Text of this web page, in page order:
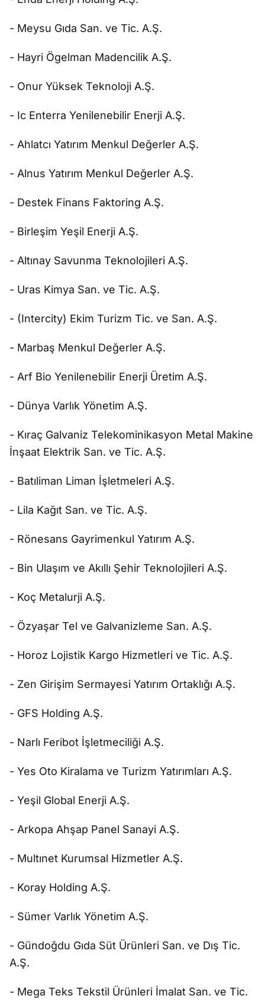
- Meysu Gıda San. ve Tic. A.Ş.
- Hayri Ögelman Madencilik A.Ş.
- Onur Yüksek Teknoloji A.Ş.
- Ic Enterra Yenilenebilir Enerji A.Ş.
- Ahlatcı Yatırım Menkul Değerler A.Ş.
- Alnus Yatırım Menkul Değerler A.Ş.
- Destek Finans Faktoring A.Ş.
- Birleşim Yeşil Enerji A.Ş.
- Altınay Savunma Teknolojileri A.Ş.
- Uras Kimya San. ve Tic. A.Ş.
- (Intercity) Ekim Turizm Tic. ve San. A.Ş.
- Marbaş Menkul Değerler A.Ş.
- Arf Bio Yenilenebilir Enerji Üretim A.Ş.
- Dünya Varlık Yönetim A.Ş.
- Kıraç Galvaniz Telekominikasyon Metal Makine
İnşaat Elektrik San. ve Tic. A.Ş.
- Batıliman Liman İşletmeleri A.Ş.
- Lila Kağıt San. ve Tic. A.Ş.
- Rönesans Gayrimenkul Yatırım A.Ş.
- Bin Ulaşım ve Akıllı Şehir Teknolojileri A.Ş.
- Koç Metalurji A.Ş.
- Özyaşar Tel ve Galvanizleme San. A.Ş.
- Horoz Lojistik Kargo Hizmetleri ve Tic. A.Ş.
- Zen Girişim Sermayesi Yatırım Ortaklığı A.Ş.
- GFS Holding A.Ş.
- Narlı Feribot İşletmeciliği A.Ş.
- Yes Oto Kiralama ve Turizm Yatırımları A.Ş.
- Yeşil Global Enerji A.Ş.
- Arkopa Ahşap Panel Sanayi A.Ş.
- Multınet Kurumsal Hizmetler A.Ş.
- Koray Holding A.Ş.
- Sümer Varlık Yönetim A.Ş.
- Gündoğdu Gıda Süt Ürünleri San. ve Dış Tic.
A.Ş.
- Mega Teks Tekstil Ürünleri İmalat San. ve Tic.